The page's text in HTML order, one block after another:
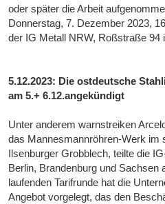
oder später die Arbeit
Donnerstag, 7. Dezember 2023,
der IG Metall NRW, Roßstraße 94
5.12.2023: Die ostdeutsche
am 5.+ 6.12.angekündigt
Unter anderem warnstreiken
das Mannesmannröhren-Werk im
Ilsenburger Grobblech, teilte die
Berlin, Brandenburg und Sachsen
laufenden Tarifrunde hat die
Angebot vorgelegt, das den